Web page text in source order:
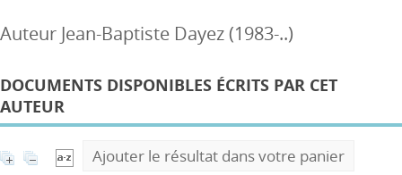
Auteur Jean-Baptiste Dayez (1983-..)
DOCUMENTS DISPONIBLES ÉCRITS PAR CET
AUTEUR
Ajouter le résultat dans votre panier